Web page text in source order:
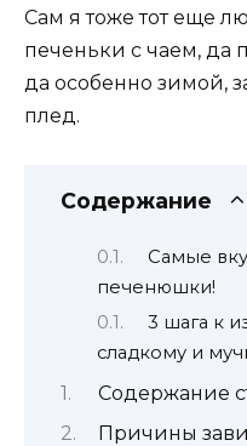
Сам я тоже тот еще
печеньки с чаем, да
да особенно зимой,
плед.
Содержание
Самые
печенюшки!
3 шага к
сладкому и
Содержание
Причины